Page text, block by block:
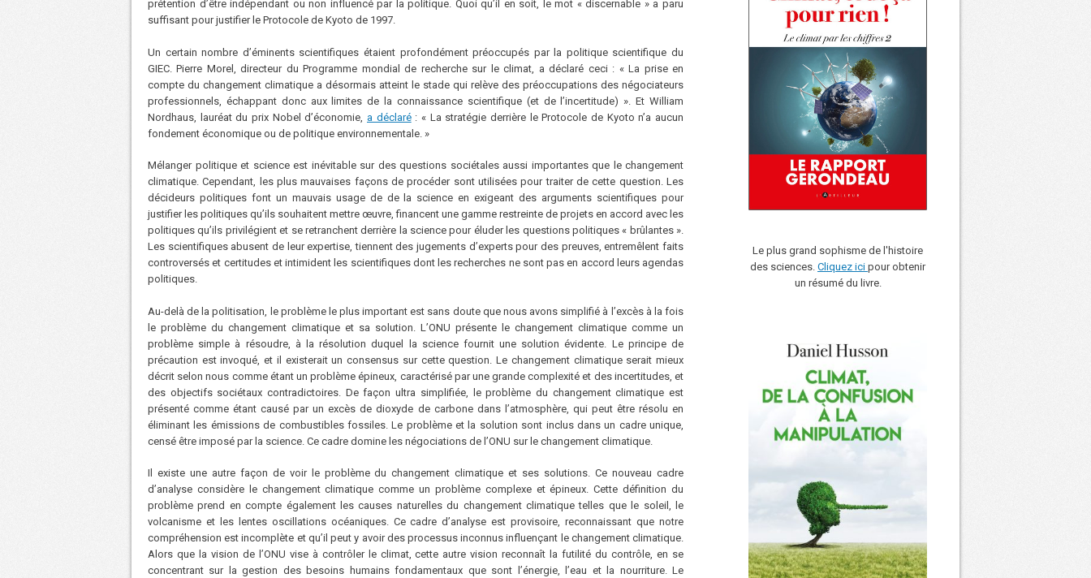
prétention d’être indépendant ou non influencé par la politique. Quoi qu’il en soit, le mot « discernable » a paru
suffisant pour justifier le Protocole de Kyoto de 1997.
Un certain nombre d’éminents scientifiques étaient profondément préoccupés par la politique scientifique du
GIEC. Pierre Morel, directeur du Programme mondial de recherche sur le climat, a déclaré ceci : « La prise en
compte du changement climatique a désormais atteint le stade qui relève des préoccupations des négociateurs
professionnels, échappant donc aux limites de la connaissance scientifique (et de l’incertitude) ». Et William
Nordhaus, lauréat du prix Nobel d’économie, a déclaré: « La stratégie derrière le Protocole de Kyoto n’a aucun
fondement économique ou de politique environnementale. »
Mélanger politique et science est inévitable sur des questions sociétales aussi importantes que le changement
climatique. Cependant, les plus mauvaises façons de procéder sont utilisées pour traiter de cette question. Les
décideurs politiques font un mauvais usage de de la science en exigeant des arguments scientifiques pour
justifier les politiques qu’ils souhaitent mettre œuvre, financent une gamme restreinte de projets en accord avec les
politiques qu’ils privilégient et se retranchent derrière la science pour éluder les questions politiques « brûlantes ».
Les scientifiques abusent de leur expertise, tiennent des jugements d’experts pour des preuves, entremêlent faits
controversés et certitudes et intimident les scientifiques dont les recherches ne sont pas en accord leurs agendas
politiques.
Au-delà de la politisation, le problème le plus important est sans doute que nous avons simplifié à l’excès à la fois
le problème du changement climatique et sa solution. L’ONU présente le changement climatique comme un
problème simple à résoudre, à la résolution duquel la science fournit une solution évidente. Le principe de
précaution est invoqué, et il existerait un consensus sur cette question. Le changement climatique serait mieux
décrit selon nous comme étant un problème épineux, caractérisé par une grande complexité et des incertitudes, et
des objectifs sociétaux contradictoires. De façon ultra simplifiée, le problème du changement climatique est
présenté comme étant causé par un excès de dioxyde de carbone dans l’atmosphère, qui peut être résolu en
éliminant les émissions de combustibles fossiles. Le problème et la solution sont inclus dans un cadre unique,
censé être imposé par la science. Ce cadre domine les négociations de l’ONU sur le changement climatique.
Il existe une autre façon de voir le problème du changement climatique et ses solutions. Ce nouveau cadre
d’analyse considère le changement climatique comme un problème complexe et épineux. Cette définition du
problème prend en compte également les causes naturelles du changement climatique telles que le soleil, le
volcanisme et les lentes oscillations océaniques. Ce cadre d’analyse est provisoire, reconnaissant que notre
compréhension est incomplète et qu’il peut y avoir des processus inconnus influençant le changement climatique.
Alors que la vision de l’ONU vise à contrôler le climat, cette autre vision reconnaît la futilité du contrôle, en se
concentrant sur la gestion des besoins humains fondamentaux que sont l’énergie, l’eau et la nourriture. Le
Le plus grand sophisme de l'histoire
des sciences. Cliquez ici pour obtenir
un résumé du livre.